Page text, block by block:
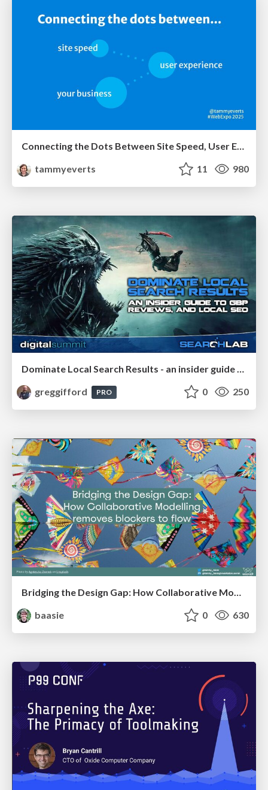
Connecting the Dots Between Site Speed, User Experience & Your Business [WebExpo 2025]
tammyeverts
11 980
Dominate Local Search Results - an insider guide to GBP, reviews, and Local SEO
greggifford
PRO 0 250
baasie
0 630